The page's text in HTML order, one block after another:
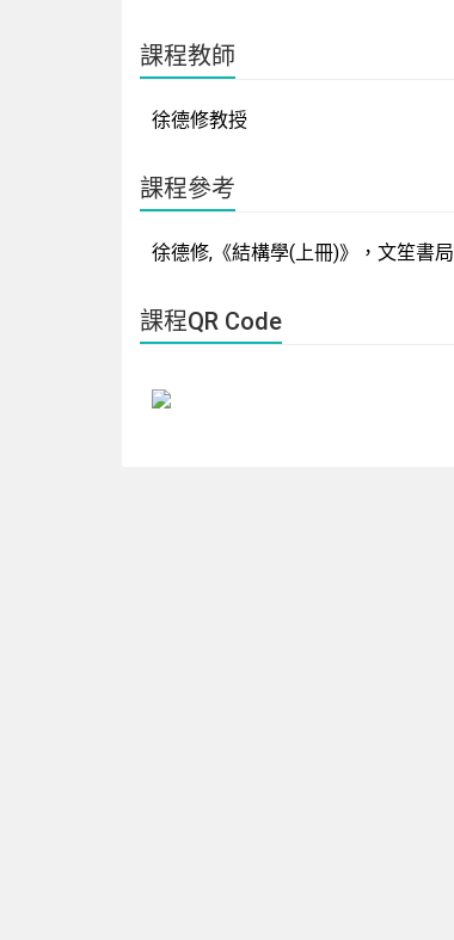
課程教師
徐德修教授
課程參考
徐德修,《結構學(上冊)》，文笙書局
課程QR Code